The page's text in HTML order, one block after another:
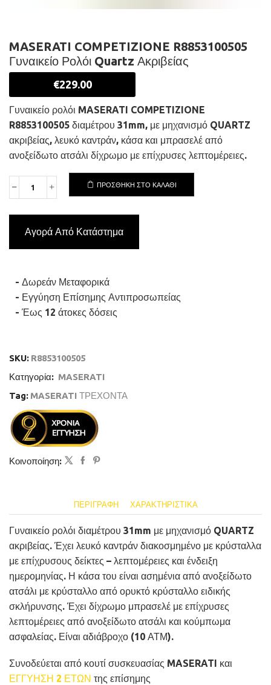
MASERATI COMPETIZIONE R8853100505
Γυναικείο Ρολόι Quartz Ακριβείας
€229.00
Γυναικείο ρολόι MASERATI COMPETIZIONE
R8853100505 διαμέτρου 31mm, με μηχανισμό QUARTZ
ακριβείας, λευκό καντράν, κάσα και μπρασελέ από
ανοξείδωτο ατσάλι δίχρωμο με επίχρυσες λεπτομέρειες.
MASERATI
COMPETIZIONE
Ρολόι
ΠΡΟΣΘΉΚΗ ΣΤΟ ΚΑΛΆΘΙ
Αγορά Από Κατάστημα
- Δωρεάν Μεταφορικά
- Εγγύηση Επίσημης Αντιπροσωπείας
- Έως 12 άτοκες δόσεις
SKU: R8853100505
Κατηγορία: MASERATI
Tag: MASERATI ΤΡΕΧΟΝΤΑ
Κοινοποίηση:
ΠΕΡΙΓΡΑΦΉ ΧΑΡΑΚΤΗΡΙΣΤΙΚΆ
Γυναικείο ρολόι διαμέτρου 31mm με μηχανισμό QUARTZ
ακριβείας. Έχει λευκό καντράν διακοσμημένο με κρύσταλλα
με επίχρυσους δείκτες – λεπτομέρειες και ένδειξη
ημερομηνίας. Η κάσα του είναι ασημένια από ανοξείδωτο
ατσάλι με κρύσταλλο από ορυκτό κρύσταλλο ειδικής
σκλήρυνσης. Έχει δίχρωμο μπρασελέ με επίχρυσες
λεπτομέρειες από ανοξείδωτο ατσάλι και κούμπωμα
ασφαλείας. Είναι αδιάβροχο (10 ΑΤΜ).
Συνοδεύεται από κουτί συσκευασίας MASERATI και
ΕΓΓΥΗΣΗ 2 ΕΤΩΝ της επίσημης